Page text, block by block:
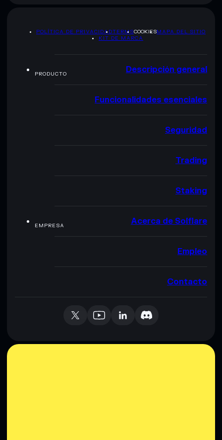
POLÍTICA DE PRIVACIDADTERMSCOOKIESMAPA DEL SITIO
KIT DE MARCA
PRODUCTO Descripción general
Funcionalidades esenciales
Seguridad
Trading
Staking
EMPRESA Acerca de Solflare
Empleo
Contacto